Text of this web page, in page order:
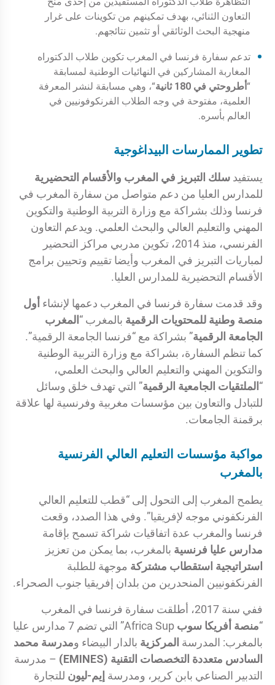
التعاون الثنائي، بهدف تمكينهم من تكوينات على غرار
منهجية البحث الوثائقي أو تثمين نتائجهم.
تدعم سفارة فرنسا في المغرب تكوين طلاب الدكتوراه
المغاربة المشاركين في النهائيات الوطنية لمسابقة
“أطروحتي في 180 ثانية
“، وهي مسابقة لنشر المعرفة
العلمية، مفتوحة في وجه الطلاب الفرنكوفونيين في
العالم بأسره.
تطوير الممارسات البيداغوجية
يستفيد سلك التبريز في المغرب والأقسام التحضيرية
للمدارس العليا من دعم متواصل من سفارة المغرب في
فرنسا وذلك بشراكة مع وزارة التربية الوطنية والتكوين
المهني والتعليم العالي والبحث العلمي. ويدعم التعاون
الفرنسي، منذ 2014، تكوين مدربي مراكز التحضير
لمباريات التبريز في المغرب وأيضا تقييم وتحيين برامج
الأقسام التحضيرية للمدارس العليا.
وقد قدمت سفارة فرنسا في المغرب دعمها لإنشاء أول
منصة وطنية للمحتويات الرقمية بالمغرب “ المغرب
الجامعة الرقمية” بشراكة مع “فرنسا الجامعة الرقمية”.
كما تنظم السفارة، بشراكة مع وزارة التربية الوطنية
والتكوين المهني والتعليم العالي والبحث العلمي،
“ الملتقيات الجامعية الرقمية” التي تهدف خلق وسائل
للتبادل والتعاون بين مؤسسات مغربية وفرنسية لها علاقة
برقمنة الجامعات.
مواكبة مؤسسات التعليم العالي الفرنسية
بالمغرب
يطمح المغرب إلى التحول إلى “قطب للتعليم العالي
الفرنكفوني موجه لإفريقيا”. وفي هذا الصدد، وقعت
فرنسا والمغرب عدة اتفاقيات شراكة تسمح بإقامة
مدارس عليا فرنسية بالمغرب، بما يمكن من تعزيز
استراتيجية استقطاب مشتركة موجهة للطلبة
الفرنكفونيين المنحدرين من بلدان إفريقيا جنوب الصحراء.
ففي سنة 2017، أطلقت سفارة فرنسا في المغرب
“منصة أفريكا سوب
Africa Sup” التي تضم 7 مدارس عليا
بالمغرب: المدرسة المركزية بالدار البيضاء ومدرسة محمد
السادس متعددة التخصصات التقنية (EMINES)
– مدرسة
التدبير الصناعي بابن كرير، ومدرسة إيم-ليون للتجارة